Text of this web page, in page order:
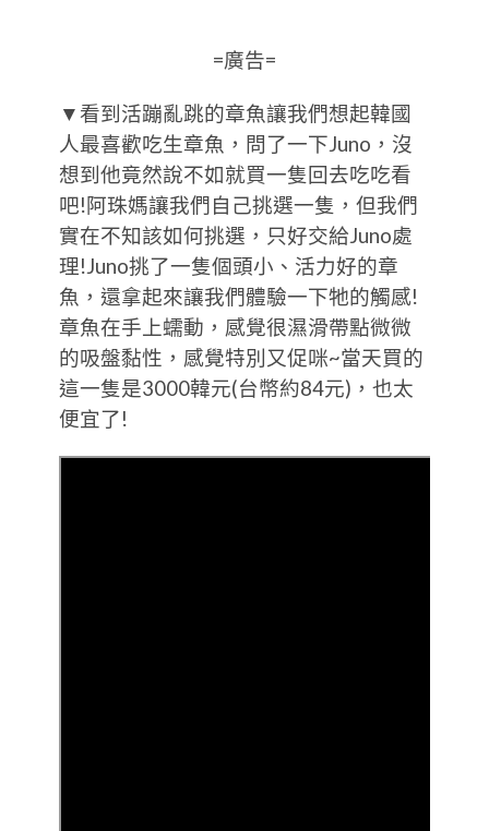
=廣告=
▼看到活蹦亂跳的章魚讓我們想起韓國
人最喜歡吃生章魚，問了一下Juno，沒
想到他竟然說不如就買一隻回去吃吃看
吧!阿珠媽讓我們自己挑選一隻，但我們
實在不知該如何挑選，只好交給Juno處
理!Juno挑了一隻個頭小、活力好的章
魚，還拿起來讓我們體驗一下牠的觸感!
章魚在手上蠕動，感覺很濕滑帶點微微
的吸盤黏性，感覺特別又促咪~當天買的
這一隻是3000韓元(台幣約84元)，也太
便宜了!